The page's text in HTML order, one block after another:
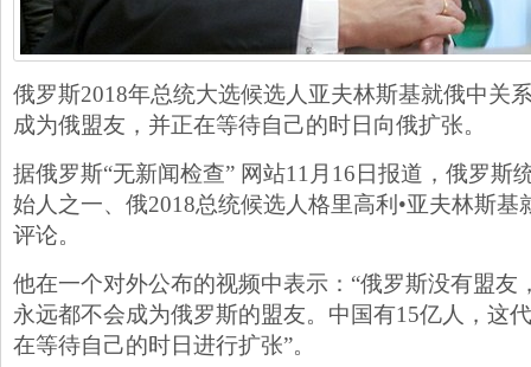
俄罗斯2018年总统大选候选人亚夫林斯基就俄中关
成为俄盟友，并正在等待自己的时日向俄扩张。
据俄罗斯“无新闻检查” 网站11月16日报道，俄罗斯
始人之一、俄2018总统候选人格里高利•亚夫林斯基
评论。
他在一个对外公布的视频中表示：“俄罗斯没有盟友
永远都不会成为俄罗斯的盟友。中国有15亿人，这
在等待自己的时日进行扩张”。